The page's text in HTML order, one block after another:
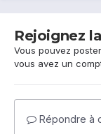
Rejoignez
Vous pouvez
vous avez un
Répondre à